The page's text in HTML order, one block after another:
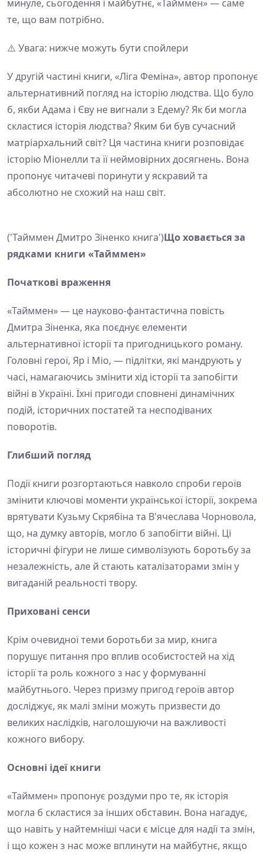
минуле, сьогодення і майбутнє, «Тайммен» — саме
те, що вам потрібно.
⚠️ Увага: нижче можуть бути спойлери
У другій частині книги, «Ліга Феміна», автор пропонує
альтернативний погляд на історію людства. Що було
б, якби Адама і Єву не вигнали з Едему? Як би могла
скластися історія людства? Яким би був сучасний
матріархальний світ? Ця частина книги розповідає
історію Міонелли та її неймовірних досягнень. Вона
пропонує читачеві поринути у яскравий та
абсолютно не схожий на наш світ.
('Тайммен Дмитро Зіненко книга')Що ховається за
рядками книги «Тайммен»
Початкові враження
«Тайммен» — це науково-фантастична повість
Дмитра Зіненка, яка поєднує елементи
альтернативної історії та пригодницького роману.
Головні герої, Яр і Міо, — підлітки, які мандрують у
часі, намагаючись змінити хід історії та запобігти
війні в Україні. Їхні пригоди сповнені динамічних
подій, історичних постатей та несподіваних
поворотів.
Глибший погляд
Події книги розгортаються навколо спроби героїв
змінити ключові моменти української історії, зокрема
врятувати Кузьму Скрябіна та В'ячеслава Чорновола,
що, на думку авторів, могло б запобігти війні. Ці
історичні фігури не лише символізують боротьбу за
незалежність, але й стають каталізаторами змін у
вигаданій реальності твору.
Приховані сенси
Крім очевидної теми боротьби за мир, книга
порушує питання про вплив особистостей на хід
історії та роль кожного з нас у формуванні
майбутнього. Через призму пригод героїв автор
досліджує, як малі зміни можуть призвести до
великих наслідків, наголошуючи на важливості
кожного вибору.
Основні ідеї книги
«Тайммен» пропонує роздуми про те, як історія
могла б скластися за інших обставин. Вона нагадує,
що навіть у найтемніші часи є місце для надії та змін,
і що кожен з нас може вплинути на майбутнє, якщо